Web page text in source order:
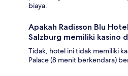
biaya.
Apakah Radisson Blu
Salzburg memiliki kasino
Tidak, hotel ini tidak memiliki
Palace (8 menit berkendara)